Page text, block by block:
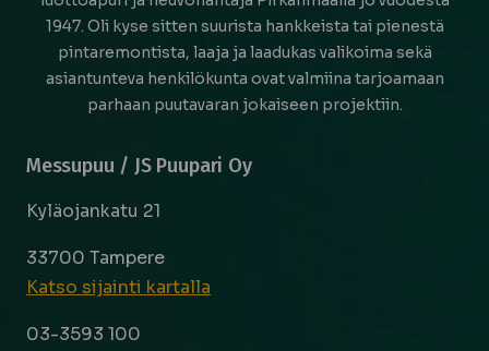
1947. Oli kyse sitten suurista hankkeista tai pienestä
pintaremontista, laaja ja laadukas valikoima sekä
asiantunteva henkilökunta ovat valmiina tarjoamaan
parhaan puutavaran jokaiseen projektiin.
Messupuu / JS Puupari Oy
Kyläojankatu 21
33700 Tampere
Katso sijainti kartalla
03-3593 100